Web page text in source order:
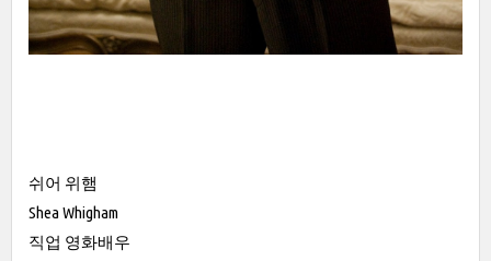
쉬어 위햄
Shea Whigham
직업 영화배우